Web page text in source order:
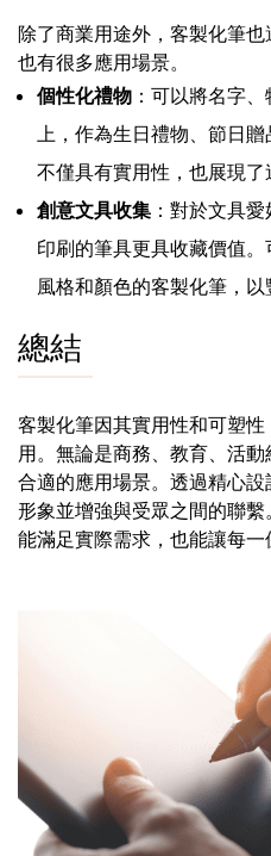
除了商業用途外，客製化筆
也有很多應用場景。
個性化禮物 ：可以將名字
上，作為生日禮物、節日
不僅具有實用性，也展現了
創意文具收集 ：對於文具
印刷的筆具更具收藏價值
風格和顏色的客製化筆，以
總結
客製化筆因其實用性和可塑
用。無論是商務、教育、活
合適的應用場景。透過精心
形象並增強與受眾之間的聯
能滿足實際需求，也能讓每一